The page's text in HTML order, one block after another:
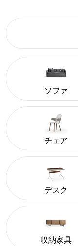
ソファ
チェア
デスク
収納家具